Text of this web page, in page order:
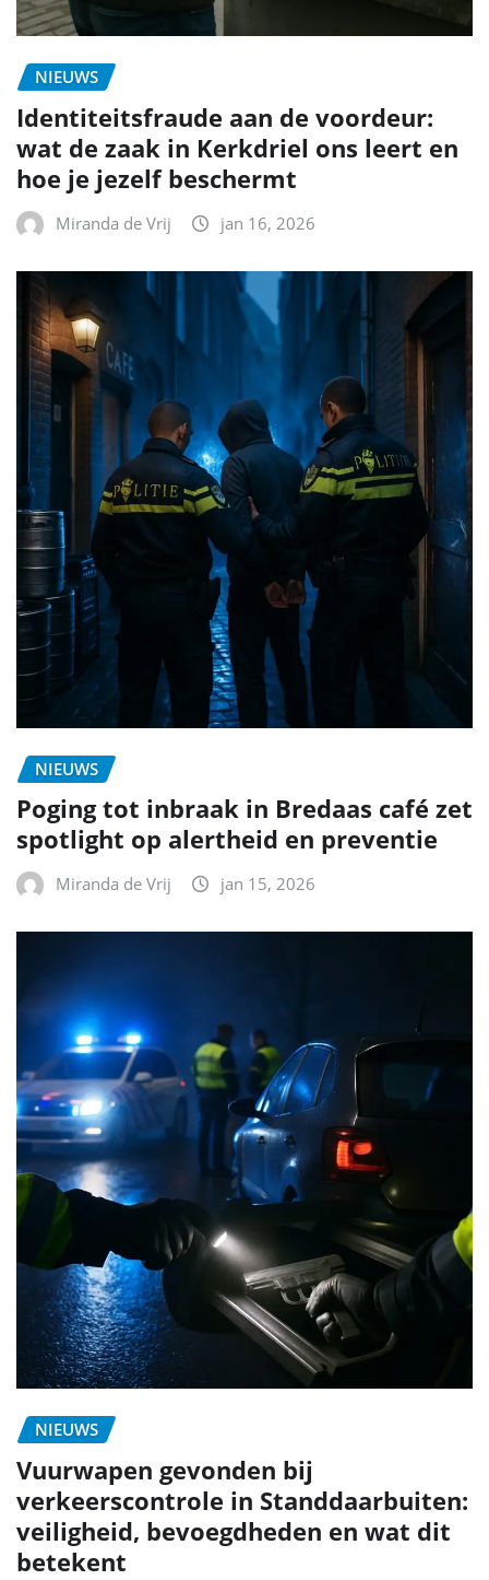
NIEUWS
Identiteitsfraude aan de voordeur:
wat de zaak in Kerkdriel ons leert en
hoe je jezelf beschermt
Miranda de Vrij jan 16, 2026
NIEUWS
Poging tot inbraak in Bredaas café zet
spotlight op alertheid en preventie
Miranda de Vrij jan 15, 2026
NIEUWS
Vuurwapen gevonden bij
verkeerscontrole in Standdaarbuiten:
veiligheid, bevoegdheden en wat dit
betekent